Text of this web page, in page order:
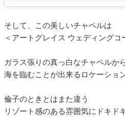
そして、この美しいチャペルは
＜アートグレイス ウェディングコ
ガラス張りの真っ白なチャペルか
海を臨むことが出来るロケーショ
倫子のときとはまた違う
リゾート感のある雰囲気にドキ